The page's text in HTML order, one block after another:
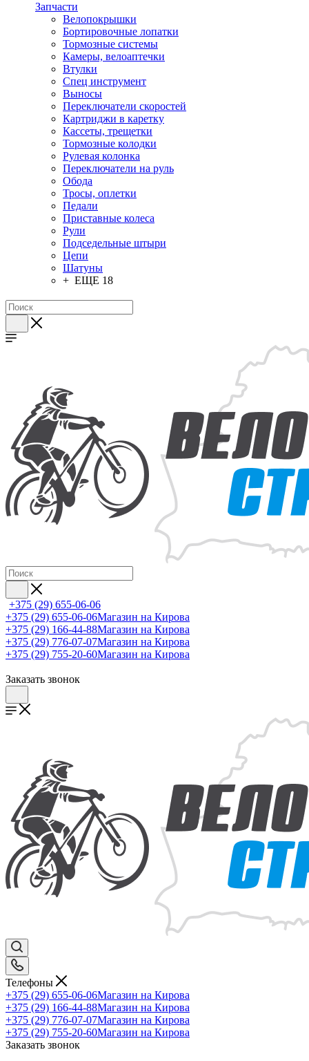
Запчасти
Велопокрышки
Бортировочные лопатки
Тормозные системы
Камеры, велоаптечки
Втулки
Спец инструмент
Выносы
Переключатели скоростей
Картриджи в каретку
Кассеты, трещетки
Тормозные колодки
Рулевая колонка
Переключатели на руль
Обода
Тросы, оплетки
Педали
Приставные колеса
Рули
Подседельные штыри
Цепи
Шатуны
+ ЕЩЕ 18
+375 (29) 655-06-06
+375 (29) 655-06-06Магазин на Кирова
+375 (29) 166-44-88Магазин на Кирова
+375 (29) 776-07-07Магазин на Кирова
+375 (29) 755-20-60Магазин на Кирова
Заказать звонок
Телефоны
+375 (29) 655-06-06Магазин на Кирова
+375 (29) 166-44-88Магазин на Кирова
+375 (29) 776-07-07Магазин на Кирова
+375 (29) 755-20-60Магазин на Кирова
Заказать звонок